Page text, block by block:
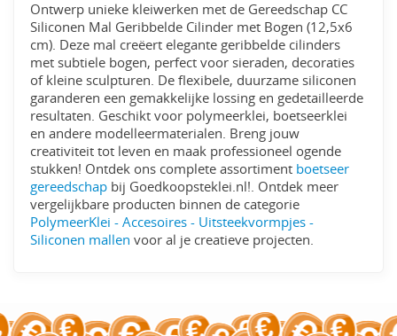
Ontwerp unieke kleiwerken met de Gereedschap CC
Siliconen Mal Geribbelde Cilinder met Bogen (12,5x6
cm). Deze mal creëert elegante geribbelde cilinders
met subtiele bogen, perfect voor sieraden, decoraties
of kleine sculpturen. De flexibele, duurzame siliconen
garanderen een gemakkelijke lossing en gedetailleerde
resultaten. Geschikt voor polymeerklei, boetseerklei
en andere modelleermaterialen. Breng jouw
creativiteit tot leven en maak professioneel ogende
stukken! Ontdek ons complete assortiment boetseer
gereedschap bij Goedkoopsteklei.nl!. Ontdek meer
vergelijkbare producten binnen de categorie
PolymeerKlei - Accesoires - Uitsteekvormpjes -
Siliconen mallen voor al je creatieve projecten.